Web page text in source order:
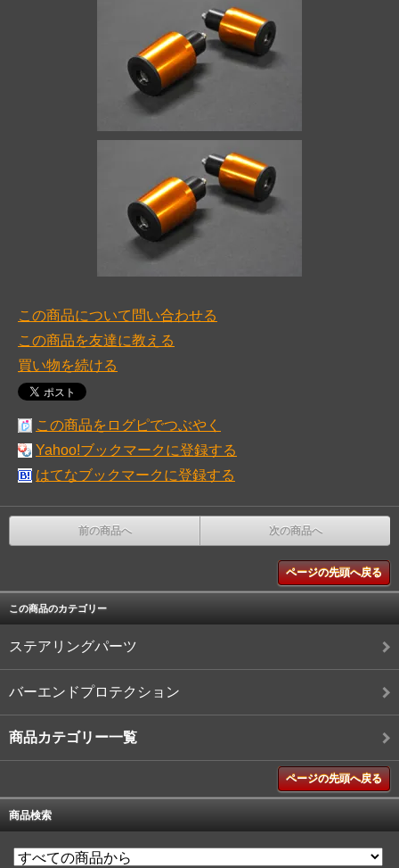
この商品について問い合わせる
この商品を友達に教える
買い物を続ける
この商品をログピでつぶやく
Yahoo!ブックマークに登録する
はてなブックマークに登録する
前の商品へ 次の商品へ
ページの先頭へ戻る
この商品のカテゴリー
ステアリングパーツ
バーエンドプロテクション
商品カテゴリー一覧
ページの先頭へ戻る
商品検索